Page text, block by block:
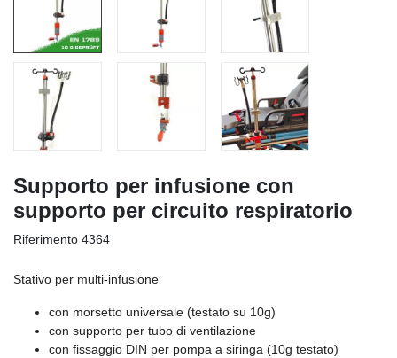
Supporto per infusione con
supporto per circuito respiratorio
Riferimento 4364
Stativo per multi-infusione
con morsetto universale (testato su 10g)
con supporto per tubo di ventilazione
con fissaggio DIN per pompa a siringa (10g testato)